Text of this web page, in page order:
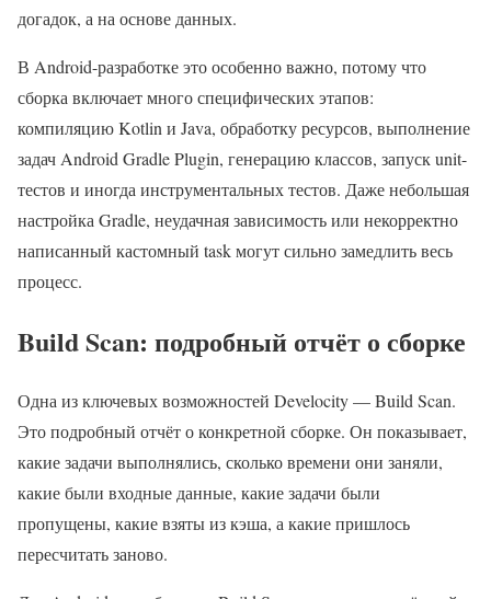
догадок, а на основе данных.
В Android-разработке это особенно важно, потому что
сборка включает много специфических этапов:
компиляцию Kotlin и Java, обработку ресурсов, выполнение
задач Android Gradle Plugin, генерацию классов, запуск unit-
тестов и иногда инструментальных тестов. Даже небольшая
настройка Gradle, неудачная зависимость или некорректно
написанный кастомный task могут сильно замедлить весь
процесс.
Build Scan: подробный отчёт о сборке
Одна из ключевых возможностей Develocity — Build Scan.
Это подробный отчёт о конкретной сборке. Он показывает,
какие задачи выполнялись, сколько времени они заняли,
какие были входные данные, какие задачи были
пропущены, какие взяты из кэша, а какие пришлось
пересчитать заново.